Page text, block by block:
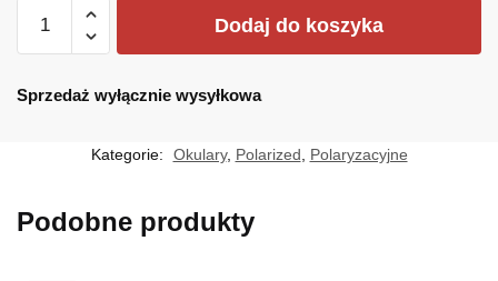
POL-
Dodaj do koszyka
Sprzedaż wyłącznie wysyłkowa
Kategorie: Okulary, Polarized Polaryzacyjne
Podobne produkty